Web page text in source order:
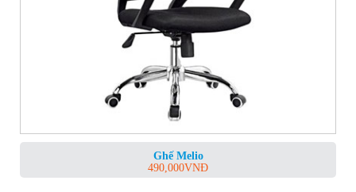
Ghế Melio
490,000VNĐ